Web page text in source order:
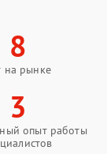
8
на рынке
3
опыт работы